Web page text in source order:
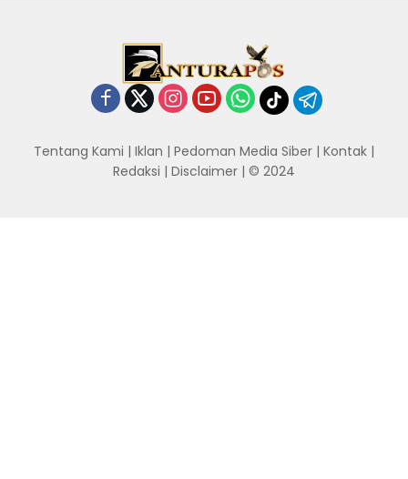
Tentang Kami | Iklan | Pedoman Media Siber | Kontak |
Redaksi | Disclaimer | © 2024